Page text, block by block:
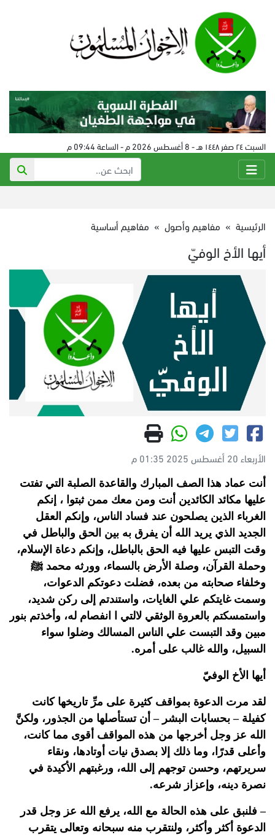
السبت ٢٤ صفر ١٤٤٨ هـ - 8 أغسطس 2026 م - الساعة 09:44 م
الرئيسية » مفاهيم وأصول » مفاهيم أساسية
أيها الأخ الوفيّ
الأربعاء 20 أغسطس 2025 01:35 م
أنت عماد هذا الصف المبارك والقاعدة الصلبة التي تفتت
عليها مكائد الكائدين أنت ومن معك ممن ثبتوا ، إنكم
الغرباء الذين يصلحون عند فساد الناس، وإنكم العقل
الجديد الذي يريد الله أن يفرق به بين الحق والباطل في
وقت التبس عليها فيه الحق بالباطل، وإنكم دعاة الإسلام،
وحملة القرآن، وصلة الأرض بالسماء، وورثه محمد ﷺ
وخلفاء صحابته من بعده، فضلت دعوتكم الدعوات،
وسمت غايتكم علي الغايات، واستندتم إلى ركن شديد،
واستمسكتم بالعروة الوثقي لالتي ا انفصام له، وأخذتم بنور
مبين وقد التبست علي الناس المسالك وضلوا سواء
السبيل، والله غالب على أمره.
أيها الأخ الوفيّ
لقد مرت الدعوة بمواقف كثيرة على مرِّ تاريخها كانت
كفيلة – بحسابات البشر – أن تستأصلها من الجذور، ولكنَّ
الله عز وجل أخرجها من هذه المواقف أقوى مما كانت،
وأعلى قدرًا، وما ذلك إلا بصدق نيات أوتادها، ونقاء
سريرتهم، وحسن توجهم إلى الله، ورغبتهم الأكيدة في
نصرة دينه، وإعزاز شرعه.
– فلنبق على هذه الحالة مع الله، يرفع الله عز وجل قدر
الدعوة أكثر وأكثر، ولنتقرب منه سبحانه وتعالى يتقرب